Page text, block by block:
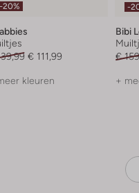
-20%
€ 111,99
kleuren
-
Bibi
€
+